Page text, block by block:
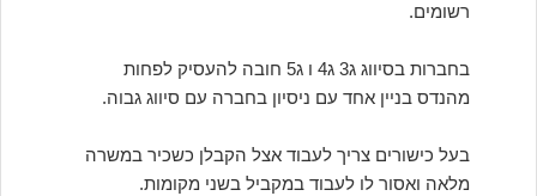
רשומים.
בחברות בסיווג ג3 ג4 ו ג5 חובה להעסיק לפחות
מהנדס בניין אחד עם ניסיון בחברה עם סיווג גבוה.
בעל כישורים צריך לעבוד אצל הקבלן כשכיר במשרה
מלאה ואסור לו לעבוד במקביל בשני מקומות.